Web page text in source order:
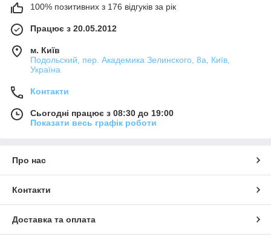
100% позитивних з 176 відгуків за рік
Працює з 20.05.2012
м. Київ
Подольский, пер. Академика Зелинского, 8а, Київ,
Україна
Контакти
Сьогодні працює з 08:30 до 19:00
Показати весь графік роботи
Про нас
Контакти
Доставка та оплата